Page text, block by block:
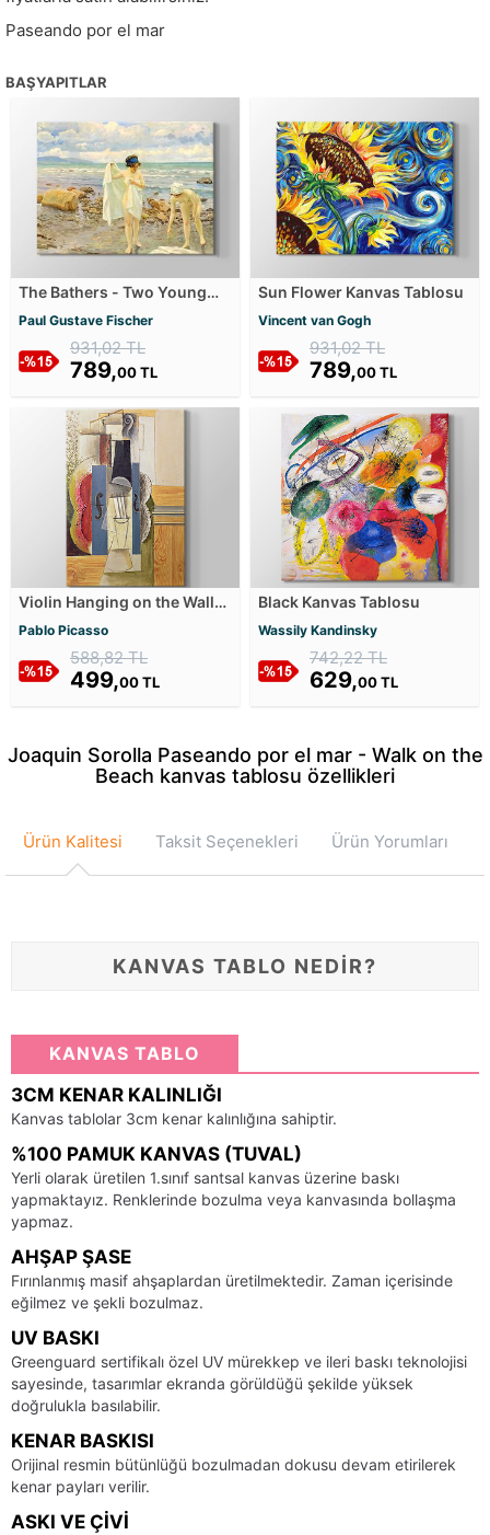
Paseando por el mar
BAŞYAPITLAR
The Bathers - Two Young
Women on a Beach Kanvas
Tablosu
Paul Gustave Fischer
931,02 TL
789,00 TL
Sun Flower Kanvas Tablosu
Vincent van Gogh
931,02 TL
789,00 TL
Violin Hanging on the Wall
Kanvas Tablosu
Pablo Picasso
588,82 TL
499,00 TL
Black Kanvas Tablosu
Wassily Kandinsky
742,22 TL
629,00 TL
Joaquin Sorolla Paseando por el mar - Walk on the
Beach kanvas tablosu özellikleri
Ürün Kalitesi Taksit Seçenekleri Ürün Yorumları
KANVAS TABLO NEDİR?
KANVAS TABLO
3CM KENAR KALINLIĞI
Kanvas tablolar 3cm kenar kalınlığına sahiptir.
%100 PAMUK KANVAS (TUVAL)
Yerli olarak üretilen 1.sınıf santsal kanvas üzerine baskı
yapmaktayız. Renklerinde bozulma veya kanvasında bollaşma
yapmaz.
AHŞAP ŞASE
Fırınlanmış masif ahşaplardan üretilmektedir. Zaman içerisinde
eğilmez ve şekli bozulmaz.
UV BASKI
Greenguard sertifikalı özel UV mürekkep ve ileri baskı teknolojisi
sayesinde, tasarımlar ekranda görüldüğü şekilde yüksek
doğrulukla basılabilir.
KENAR BASKISI
Orijinal resmin bütünlüğü bozulmadan dokusu devam etirilerek
kenar payları verilir.
ASKI VE ÇIVI